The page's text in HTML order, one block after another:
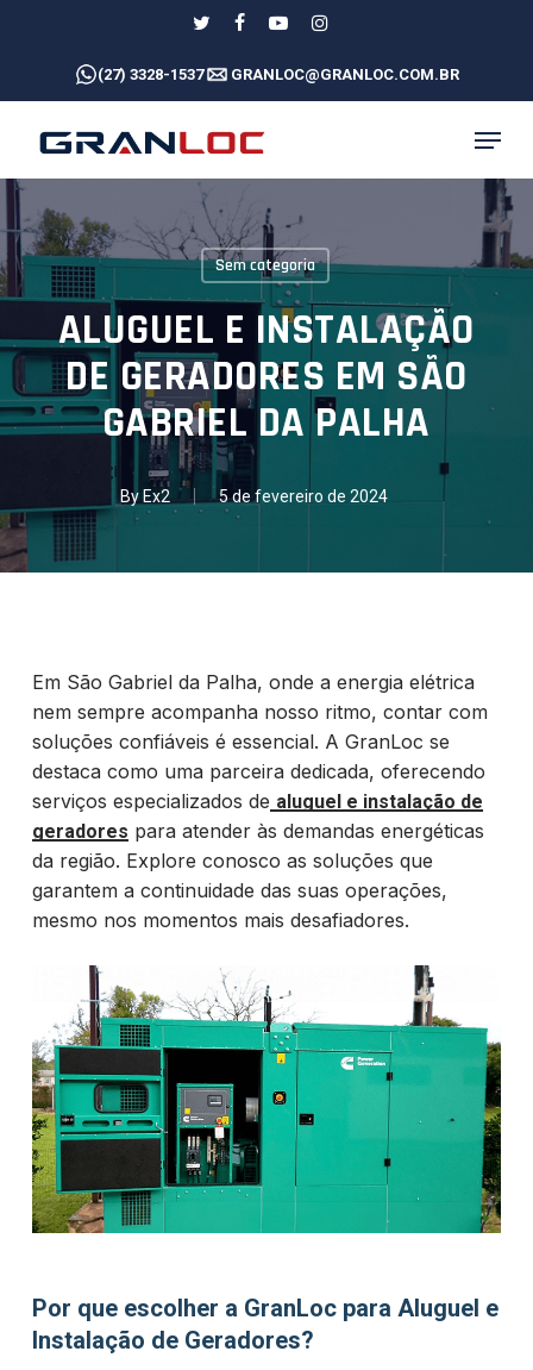
content
twitterfacebookyoutubeinstagram
(27) 3328-1537 GRANLOC@GRANLOC.COM.BR
Sem categoria
ALUGUEL E INSTALAÇÃO
DE GERADORES EM SÃO
GABRIEL DA PALHA
By Ex2 5 de fevereiro de 2024
Em São Gabriel da Palha, onde a energia elétrica
nem sempre acompanha nosso ritmo, contar com
soluções confiáveis é essencial. A GranLoc se
destaca como uma parceira dedicada, oferecendo
serviços especializados de aluguel e instalação de
geradores para atender às demandas energéticas
da região. Explore conosco as soluções que
garantem a continuidade das suas operações,
mesmo nos momentos mais desafiadores.
Por que escolher a GranLoc para Aluguel e
Instalação de Geradores?